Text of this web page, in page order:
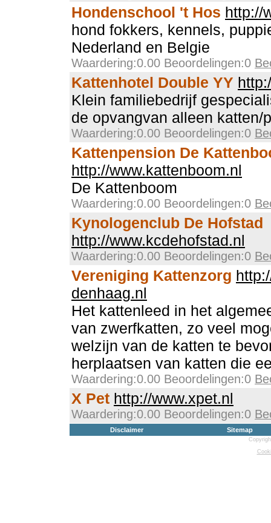
Hondenschool 't Hos http://
hond fokkers, kennels,
Nederland en Belgie
Waardering:0.00 Beoordelingen:0
Kattenhotel Double YY
Klein familiebedrijf
de opvangvan alleen katten/
Waardering:0.00 Beoordelingen:0
Kattenpension De
http://www.kattenboom.nl
De Kattenboom
Waardering:0.00 Beoordelingen:0
Kynologenclub De Hofstad
http://www.kcdehofstad.nl
Waardering:0.00 Beoordelingen:0
Vereniging Kattenzorg
denhaag.nl
Het kattenleed in het
van zwerfkatten, zo veel
welzijn van de katten te
herplaatsen van katten die
Waardering:0.00 Beoordelingen:0
X Pet http://www.xpet.nl
Waardering:0.00 Beoordelingen:0
Disclaimer Sitemap